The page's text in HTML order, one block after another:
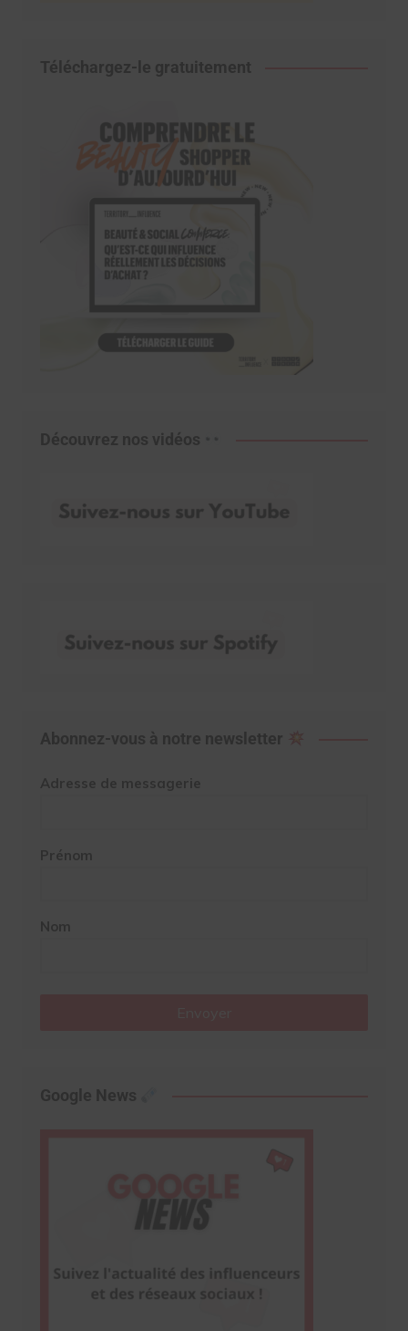
Téléchargez-le gratuitement
Découvrez nos vidéos
Abonnez-vous à notre newsletter
Adresse de messagerie
Prénom
Nom
Google News